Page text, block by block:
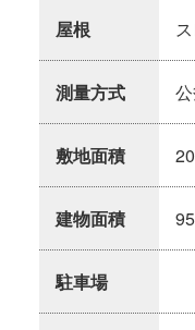
屋根
測量方式
敷地面積
建物面積
駐車場